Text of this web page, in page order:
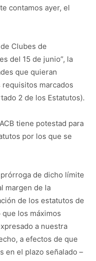
contamos ayer, el
Clubes de
del 15 de junio”, la
que quieran
requisitos marcados
2 de los Estatutos).
tiene potestad para
por los que se
de dicho límite
margen de la
de los estatutos de
que los máximos
a nuestra
a efectos de que
en el plazo señalado –